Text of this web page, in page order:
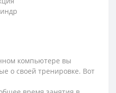
компьютере вы
о своей тренировке. Вот